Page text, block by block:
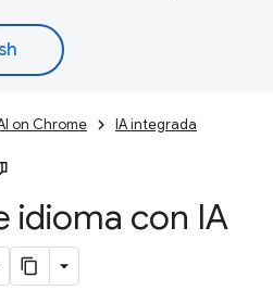
on Chrome IA integrada
idioma con IA